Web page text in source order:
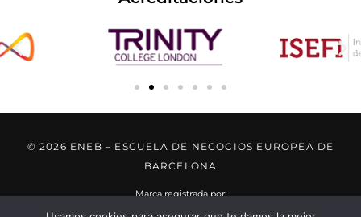
© 2026 ENEB – ESCUELA DE NEGOCIOS EUROPEA DE
BARCELONA
Marca registrada por: